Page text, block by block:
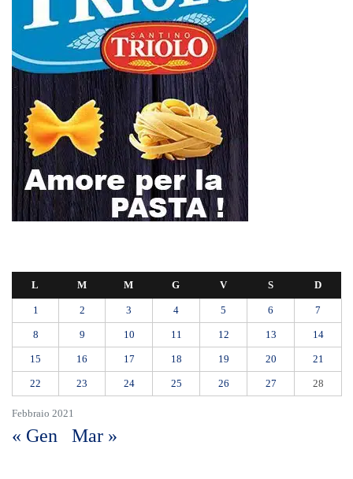
Febbraio 2021
L M M G V S D
1 2 3 4 5 6 7
8 9 10 11 12 13 14
15 16 17 18 19 20 21
22 23 24 25 26 27 28
« Gen Mar »